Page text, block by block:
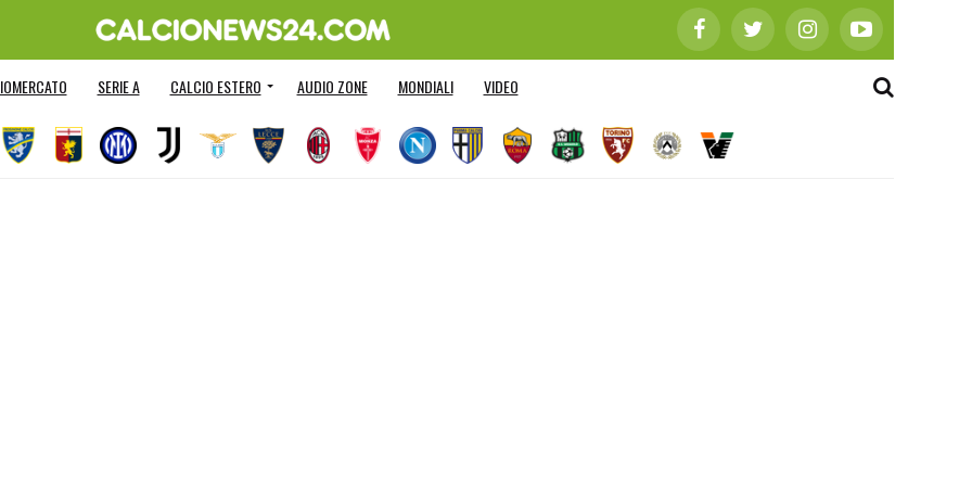
SERIE A CALCIO ESTERO AUDIO ZONE MONDIALI VIDEO